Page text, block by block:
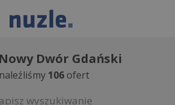
Dwór Gdański
106ofert
wyszukiwanie